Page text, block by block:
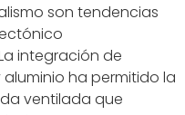
son tendencias
integración de
ha permitido la
ventilada que